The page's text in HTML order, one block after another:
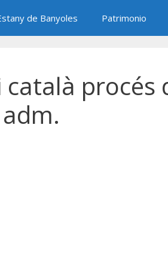
de Banyoles Patrimonio
procés